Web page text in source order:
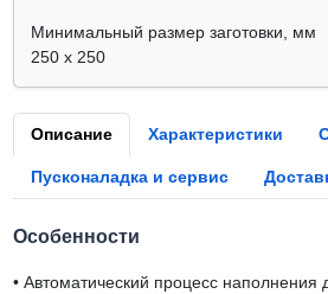
Минимальный размер заготовки, мм
250 x 250
Описание Характеристики
Пусконаладка и сервис
Особенности
•Автоматический процесс наполнения